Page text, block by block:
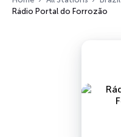
Rádio Portal do Forrozão